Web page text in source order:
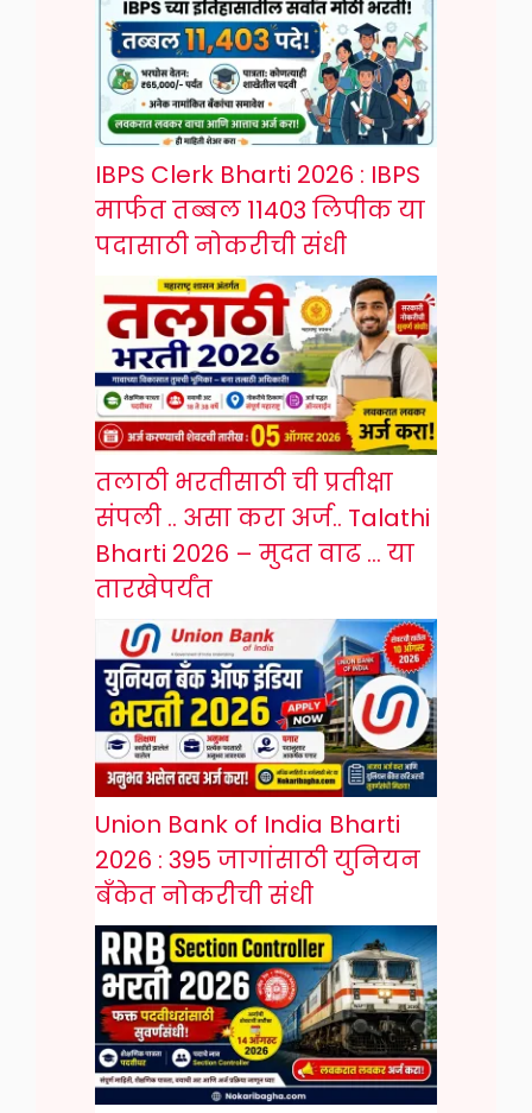
IBPS Clerk Bharti 2026 : IBPS
मार्फत तब्बल 11403 लिपीक या
पदासाठी नोकरीची संधी
तलाठी भरतीसाठी ची प्रतीक्षा
संपली .. असा करा अर्ज.. Talathi
Bharti 2026 – मुदत वाढ … या
तारखेपर्यंत
Union Bank of India Bharti
2026 : 395 जागांसाठी युनियन
बँकेत नोकरीची संधी